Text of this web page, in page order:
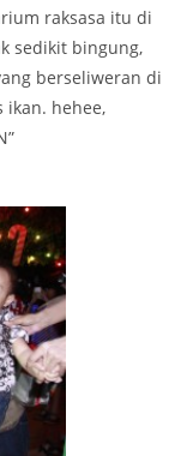
raksasa itu di
sedikit bingung,
berseliweran di
ikan. hehee,